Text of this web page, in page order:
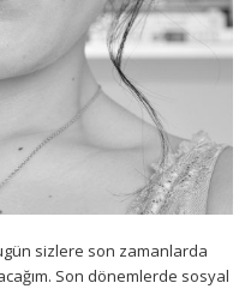
sizlere son zamanlarda
Son dönemlerde sosyal